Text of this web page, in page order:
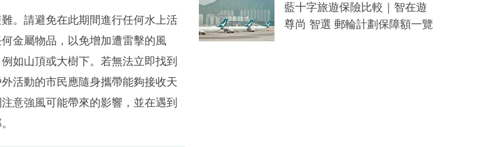
。請避免在此期間進行任何水上活
金屬物品，以免增加遭雷擊的風
如山頂或大樹下。若無法立即找到
活動的市民應隨身攜帶能夠接收天
意強風可能帶來的影響，並在遇到
藍十字旅遊保險比較｜智在遊
尊尚 智選 郵輪計劃保障額一覽